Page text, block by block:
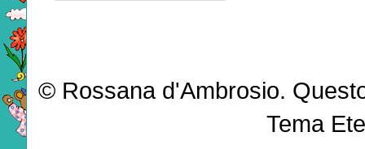
© Rossana d'Ambrosio.
Tema